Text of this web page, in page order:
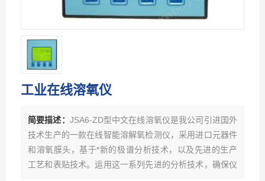
工业在线溶氧仪
简要描述： JSA6-ZD型中文在线溶氧仪是我公司引进国外
技术生产的一款在线智能溶解氧检测仪，采用进口元器件
和溶氧膜头，基于*新的极谱分析技术，以及先进的生产
工艺和表贴技术。运用这一系列先进的分析技术，确保仪